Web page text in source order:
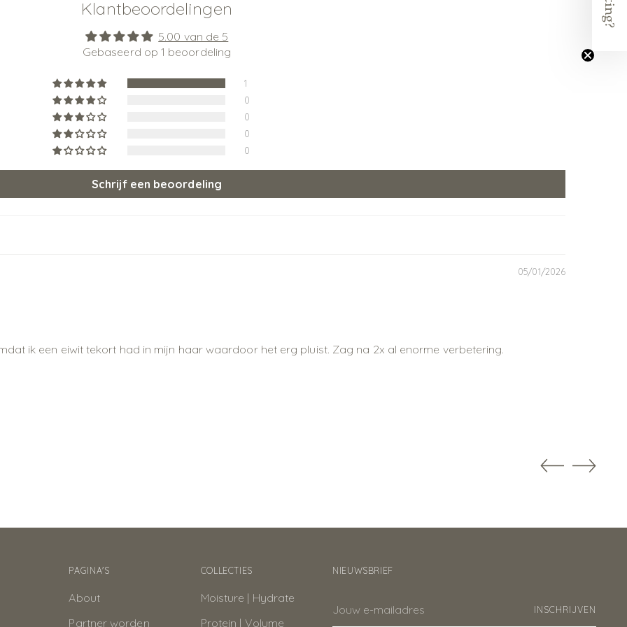
Klantbeoordelingen
5.00 van de 5
Gebaseerd op 1 beoordeling
1
0
0
0
0
Schrijf een beoordeling
05/01/2026
ik een eiwit tekort had in mijn haar waardoor het erg pluist. Zag na 2x al enorme verbetering.
PAGINA'S
About
Partner worden
COLLECTIES
Moisture | Hydrate
Protein | Volume
NIEUWSBRIEF
e-
INSCHRIJVEN